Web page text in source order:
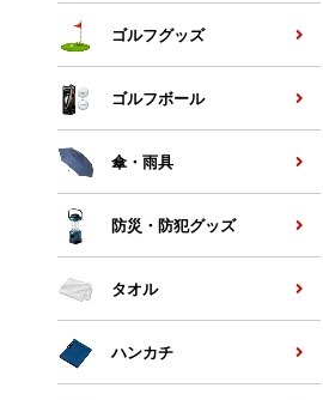
ゴルフグッズ
ゴルフボール
傘・雨具
防災・防犯グッズ
タオル
ハンカチ